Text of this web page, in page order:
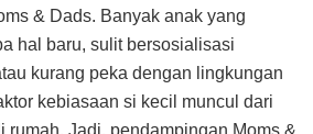
& Dads. Banyak anak yang
hal baru, sulit bersosialisasi
kurang peka dengan lingkungan
kebiasaan si kecil muncul dari
rumah. Jadi, pendampingan Moms &